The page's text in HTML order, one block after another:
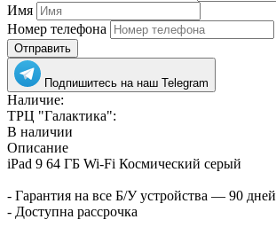
Имя
Номер телефона
Отправить
Подпишитесь на наш Telegram
Наличие:
ТРЦ "Галактика":
В наличии
Описание
iPad 9 64 ГБ Wi-Fi Космический серый
- Гарантия на все Б/У устройства — 90 дней
- Доступна рассрочка